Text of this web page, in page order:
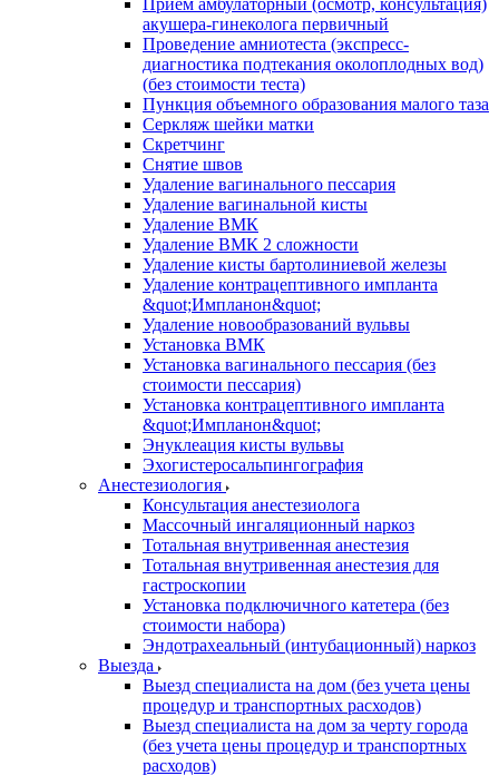
Прием амбулаторный (осмотр, консультация)
акушера-гинеколога первичный
Проведение амниотеста (экспресс-
диагностика подтекания околоплодных вод)
(без стоимости теста)
Пункция объемного образования малого таза
Серкляж шейки матки
Скретчинг
Снятие швов
Удаление вагинального пессария
Удаление вагинальной кисты
Удаление ВМК
Удаление ВМК 2 сложности
Удаление кисты бартолиниевой железы
Удаление контрацептивного импланта
&quot;Импланон&quot;
Удаление новообразований вульвы
Установка ВМК
Установка вагинального пессария (без
стоимости пессария)
Установка контрацептивного импланта
&quot;Импланон&quot;
Энуклеация кисты вульвы
Эхогистеросальпингография
Анестезиология
Консультация анестезиолога
Массочный ингаляционный наркоз
Тотальная внутривенная анестезия
Тотальная внутривенная анестезия для
гастроскопии
Установка подключичного катетера (без
стоимости набора)
Эндотрахеальный (интубационный) наркоз
Выезда
Выезд специалиста на дом (без учета цены
процедур и транспортных расходов)
Выезд специалиста на дом за черту города
(без учета цены процедур и транспортных
расходов)